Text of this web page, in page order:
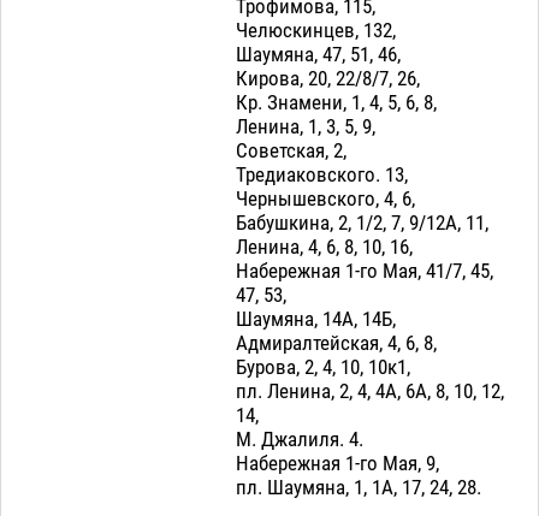
Трофимова, 115,
Челюскинцев, 132,
Шаумяна, 47, 51, 46,
Кирова, 20, 22/8/7, 26,
Кр. Знамени, 1, 4, 5, 6, 8,
Ленина, 1, 3, 5, 9,
Советская, 2,
Тредиаковского. 13,
Чернышевского, 4, 6,
Бабушкина, 2, 1/2, 7, 9/12А, 11,
Ленина, 4, 6, 8, 10, 16,
Набережная 1-го Мая, 41/7, 45,
47, 53,
Шаумяна, 14А, 14Б,
Адмиралтейская, 4, 6, 8,
Бурова, 2, 4, 10, 10к1,
пл. Ленина, 2, 4, 4А, 6А, 8, 10, 12,
14,
М. Джалиля. 4.
Набережная 1-го Мая, 9,
пл. Шаумяна, 1, 1А, 17, 24, 28.